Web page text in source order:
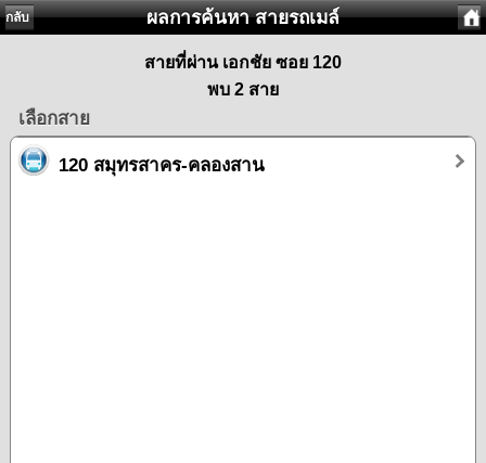
กลับ ผลการค้นหา สายรถเมล์
สายที่ผ่าน เอกชัย ซอย 120
พบ 2 สาย
เลือกสาย
120 สมุทรสาคร-คลองสาน